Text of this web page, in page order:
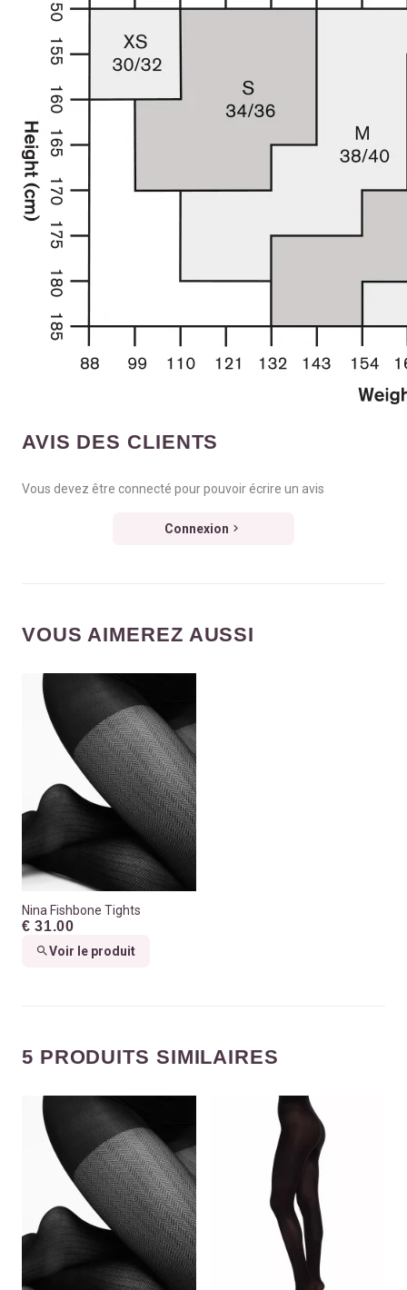
AVIS DES CLIENTS
Vous devez être connecté pour pouvoir écrire un avis
Connexion
VOUS AIMEREZ AUSSI
Nina Fishbone Tights
€ 31.00
Voir le produit
5 PRODUITS SIMILAIRES